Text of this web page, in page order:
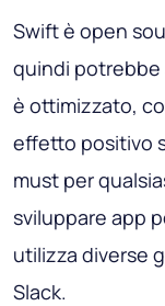
Swift è open
quindi potrebbe
è ottimizzato,
effetto positivo
must per
sviluppare app
utilizza diverse
Slack.